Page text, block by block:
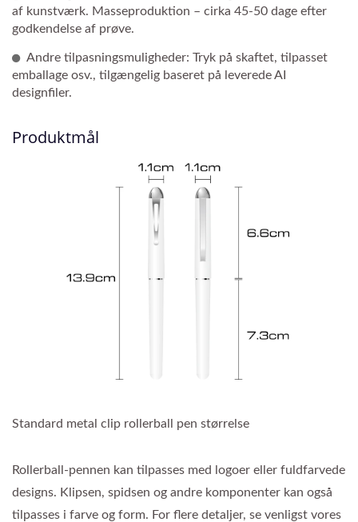
af kunstværk. Masseproduktion – cirka 45-50 dage efter
godkendelse af prøve.
Andre tilpasningsmuligheder: Tryk på skaftet, tilpasset
emballage osv., tilgængelig baseret på leverede AI
designfiler.
Produktmål
Standard metal clip rollerball pen størrelse
Rollerball-pennen kan tilpasses med logoer eller fuldfarvede
designs. Klipsen, spidsen og andre komponenter kan også
tilpasses i farve og form. For flere detaljer, se venligst vores